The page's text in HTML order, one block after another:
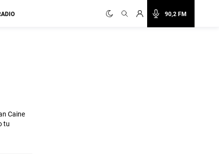
90,2 FM
Caine
tu